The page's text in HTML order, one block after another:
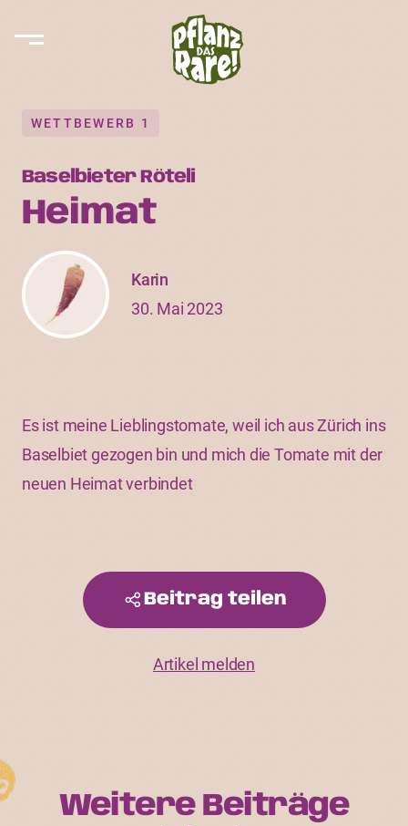
WETTBEWERB 1
Baselbieter Röteli
Heimat
Karin
30. Mai 2023
Es ist meine Lieblingstomate, weil ich aus Zürich ins
Baselbiet gezogen bin und mich die Tomate mit der
neuen Heimat verbindet
Beitrag teilen
Artikel melden
Weitere Beiträge